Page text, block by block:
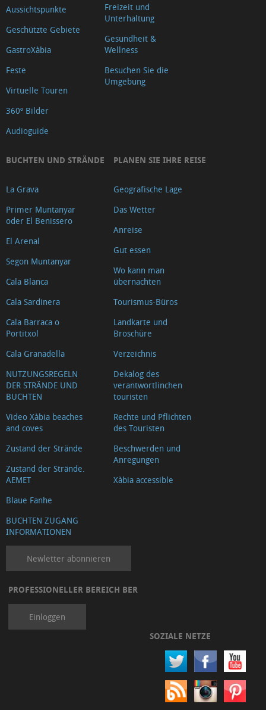
Aussichtspunkte
Geschützte Gebiete
GastroXàbia
Feste
Virtuelle Touren
360º Bilder
Audioguide
Freizeit und
Unterhaltung
Gesundheit &
Wellness
Besuchen Sie die
Umgebung
BUCHTEN UND STRÄNDE
La Grava
Primer Muntanyar
oder El Benissero
El Arenal
Segon Muntanyar
Cala Blanca
Cala Sardinera
Cala Barraca o
Portitxol
Cala Granadella
NUTZUNGSREGELN
DER STRÄNDE UND
BUCHTEN
Video Xàbia beaches
and coves
Zustand der Strände
Zustand der Strände.
AEMET
Blaue Fanhe
BUCHTEN ZUGANG
INFORMATIONEN
PLANEN SIE IHRE REISE
Geografische Lage
Das Wetter
Anreise
Gut essen
Wo kann man
übernachten
Tourismus-Büros
Landkarte und
Broschüre
Verzeichnis
Dekalog des
verantwortlinchen
touristen
Rechte und Pflichten
des Touristen
Beschwerden und
Anregungen
Xàbia accessible
Newletter abonnieren
PROFESSIONELLER BEREICH BER
Einloggen
SOZIALE NETZE